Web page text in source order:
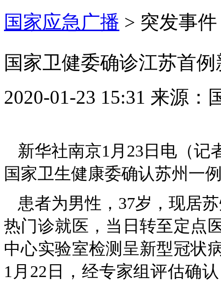
国家应急广播 > 突发事件
国家卫健委确诊江苏首
2020-01-23 15:31 来源：
新华社南京1月23日电（记
国家卫生健康委确认苏州一
患者为男性，37岁，现居
热门诊就医，当日转至定点
中心实验室检测呈新型冠状
1月22日，经专家组评估确